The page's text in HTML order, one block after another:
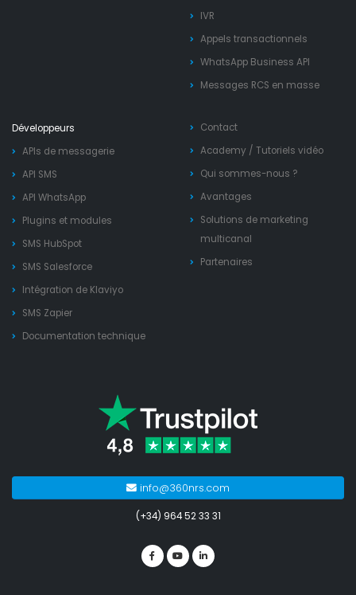
IVR
Appels transactionnels
WhatsApp Business API
Messages RCS en masse
Développeurs
APIs de messagerie
API SMS
API WhatsApp
Plugins et modules
SMS HubSpot
SMS Salesforce
Intégration de Klaviyo
SMS Zapier
Documentation technique
Contact
Academy / Tutoriels vidéo
Qui sommes-nous ?
Avantages
Solutions de marketing
multicanal
Partenaires
info@360nrs.com
(+34) 964 52 33 31